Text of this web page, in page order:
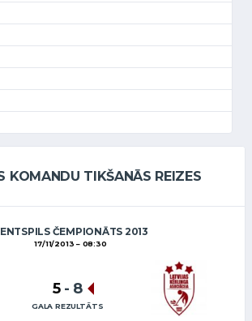
KOMANDU TIKŠANĀS REIZES
ČEMPIONĀTS 2013
17/11/2013 08:30
5 - 8
GALA REZULTĀTS